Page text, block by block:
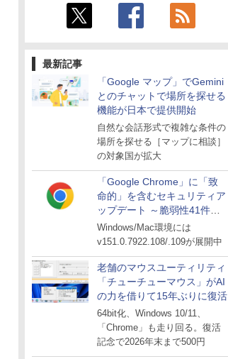
最新記事
「Google マップ」でGemini
とのチャットで場所を探せる
機能が日本で提供開始
自然な会話形式で複雑な条件の
場所を探せる［マップに相談］
の対象国が拡大
「Google Chrome」に「致
命的」を含むセキュリティア
ップデート ～脆弱性41件に
対処
Windows/Mac環境には
v151.0.7922.108/.109が展開中
老舗のマウスユーティリティ
「チューチューマウス」がAI
の力を借りて15年ぶりに復活
64bit化、Windows 10/11、
「Chrome」も走り回る。復活
記念で2026年末まで500円